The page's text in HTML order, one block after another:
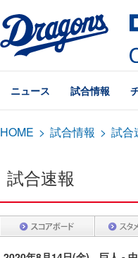
ニュース 試合情報
HOME > 試合情報 > 試合
試合速報